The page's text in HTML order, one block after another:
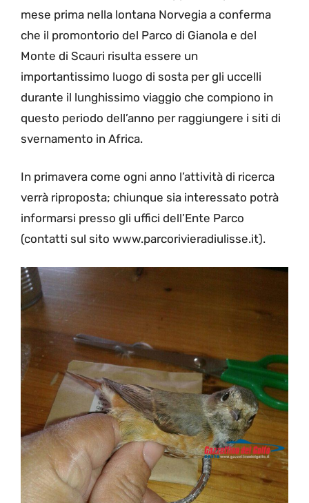
mese prima nella lontana Norvegia a conferma
che il promontorio del Parco di Gianola e del
Monte di Scauri risulta essere un
importantissimo luogo di sosta per gli uccelli
durante il lunghissimo viaggio che compiono in
questo periodo dell’anno per raggiungere i siti di
svernamento in Africa.
In primavera come ogni anno l’attività di ricerca
verrà riproposta; chiunque sia interessato potrà
informarsi presso gli uffici dell’Ente Parco
(contatti sul sito www.parcorivieradiulisse.it).